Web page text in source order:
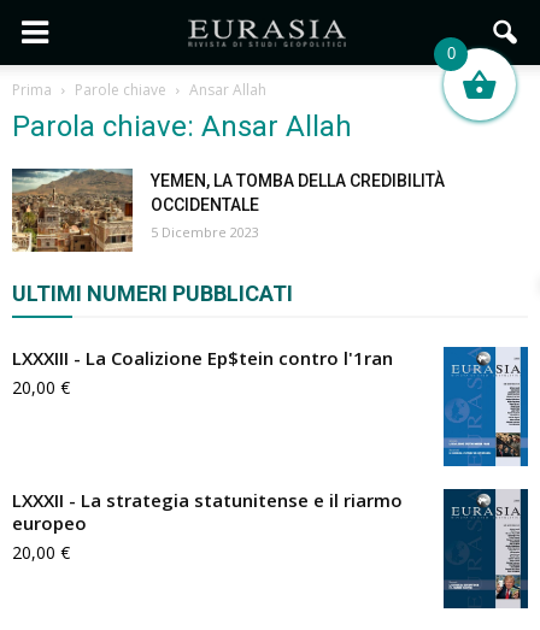
Prima Parole chiave Ansar Allah
Parola chiave: Ansar Allah
YEMEN, LA TOMBA DELLA CREDIBILITÀ
OCCIDENTALE
5 Dicembre 2023
ULTIMI NUMERI PUBBLICATI
LXXXIII - La Coalizione Ep$tein contro l'1ran
20,00 €
LXXXII - La strategia statunitense e il riarmo
europeo
20,00 €
0